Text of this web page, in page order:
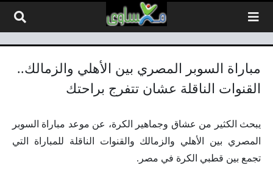
مباراة السوبر المصري بين الأهلي والزمالك..
القنوات الناقلة عشان تتفرج براحتك
يبحث الكثير من عشاق وجماهير الكرة، عن موعد مباراة السوبر
المصري بين الأهلي والزمالك والقنوات الناقلة للمباراة التي
تجمع بين قطبي الكرة في مصر.